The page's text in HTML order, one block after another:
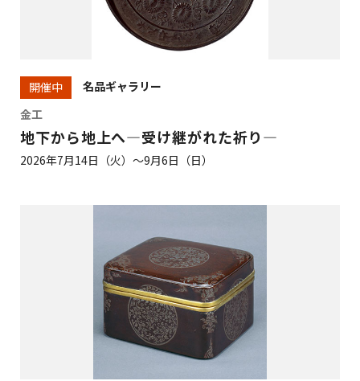
開催中
名品ギャラリー
金工
地下から地上へ―受け継がれた祈り―
2026年7月14日（火）～9月6日（日）